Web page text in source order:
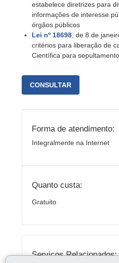
estabelece diretrizes para
informações de interesse
órgãos públicos
Lei nº 18698 , de 8 de
critérios para liberação de
Científica para sepultamento
CONSULTAR
Forma de atendimento:
Integralmente na Internet
Quanto custa:
Gratuito
Serviços Relacionados: